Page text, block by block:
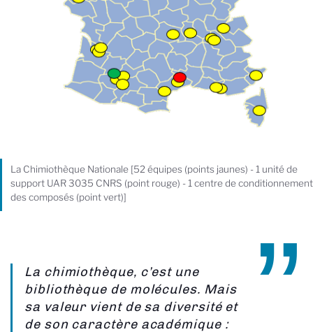
La Chimiothèque Nationale [52 équipes (points jaunes) - 1 unité de
support UAR 3035 CNRS (point rouge) - 1 centre de conditionnement
des composés (point vert)]
La chimiothèque, c’est une
bibliothèque de molécules. Mais
sa valeur vient de sa diversité et
de son caractère académique :